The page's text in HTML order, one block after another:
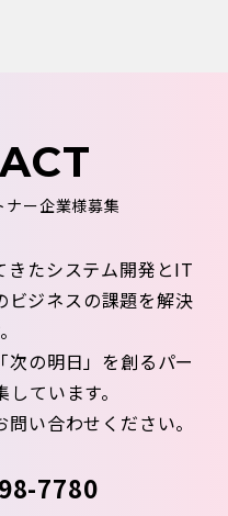
ナー企業様募集
きたシステム開発とIT
ビジネスの課題を解決
次の明日」を創るパー
ています。
い合わせください。
7780